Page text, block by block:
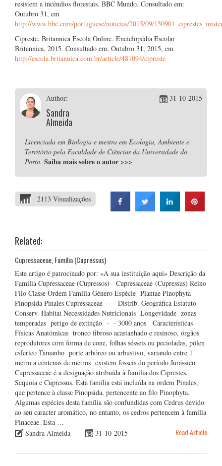
resistem a incêndios florestais. BBC Mundo. Consultado em:
Outubro 31, em
http://www.bbc.com/portuguese/noticias/2015/09/
Cipreste. Britannica Escola Online. Enciclopédia Escolar
Britannica, 2015. Consultado em: Outubro 31, 2015, em
http://escola.britannica.com.br/article/481094/cipreste
Author:
Sandra
Almeida
31-10-2015
Licenciada em Biologia e mestra em Ecologia, Ambiente e
Território pela Faculdade de Ciências da Universidade do
Porto. Saiba mais sobre o autor >>>
2113 Visualizações
Related:
Cupressaceae, Família (Cupressus)
Este artigo é patrocinado por: «A sua instituição aqui» Descrição da
Família Cupressaceae (Cupressos) Cupressaceae (Cupressus) Reino
Filo Classe Ordem Família Género Espécie Plantae Pinophyta
Pinopsida Pinales Cupressaceae - - Distrib. Geográfica Estatuto
Conserv. Habitat Necessidades Nutricionais Longevidade zonas
temperadas perigo de extinção - - 3000 anos Características
Físicas Anatómicas tronco fibroso acastanhado e resinoso, órgãos
reprodutores com forma de cone, folhas sésseis ou pecioladas, pólen
esferico Tamanho porte arbóreo ou arbustivo, variando entre 1
metro a centenas de metros existem fosseis do período Jurássico
Cupressaceae é a designação atribuída à família dos Ciprestes,
Sequoia e Cupressus. Esta família está incluída na ordem Pinales,
que pertence à classe Pinopsida, pertencente ao filo Pinophyta.
Algumas espécies desta família são confundidas com Cedrus devido
ao seu caracter aromático, no entanto, os cedros pertencem à família
Pinaceae. Esta …
Sandra Almeida
31-10-2015 Read Article